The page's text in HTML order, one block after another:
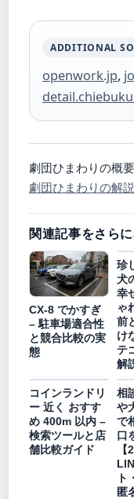
ADDITIONAL
openwork.jp,
劇団ひまわりの概
劇団ひまわりの解
関連記事をさら
CX-8 でかすぎ
– 駐車場適合性
と競合比較の実
態
珍
犬
幸
ゃ
前
け
テ
解
コインランドリ
ー 近く おすす
め 400m 以内 –
検索ツールと店
舗比較ガイド
相
や
で
口
【
ト
匿